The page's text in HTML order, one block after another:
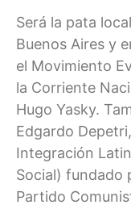
Será la pata
Buenos Aires y
el Movimiento
la Corriente
Hugo Yasky.
Edgardo
Integración
Social) fundado
Partido